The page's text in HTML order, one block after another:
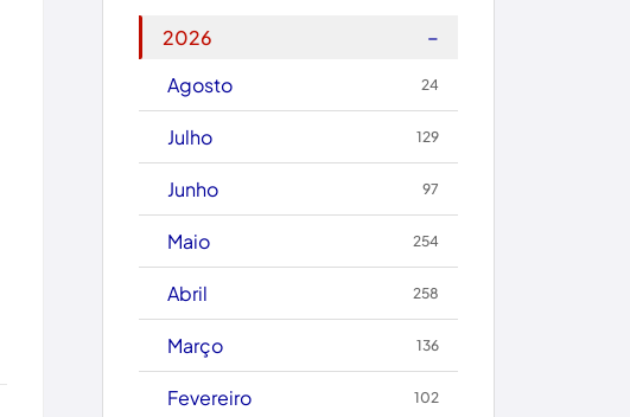
Brumado
Caculé
Caetanos
Caetité
Candiba
Cândido Sales
2026
−
Agosto
24
Julho 129
Junho 97
Maio 254
Abril 258
Março 136
Fevereiro 102